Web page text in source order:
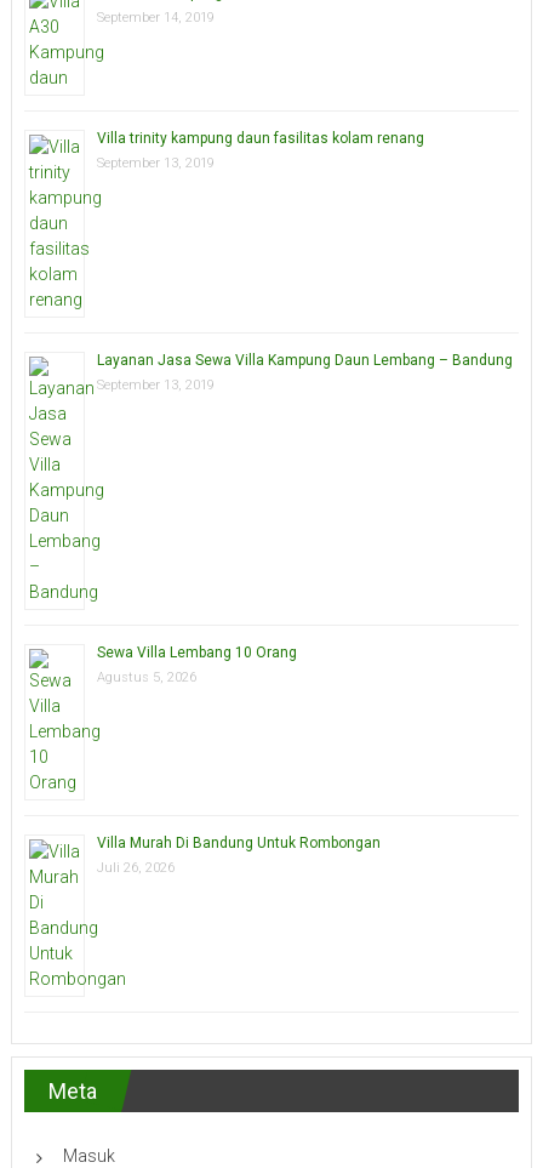
September 14, 2019
Villa trinity kampung daun fasilitas kolam renang
September 13, 2019
Layanan Jasa Sewa Villa Kampung Daun Lembang – Bandung
September 13, 2019
Sewa Villa Lembang 10 Orang
Agustus 5, 2026
Villa Murah Di Bandung Untuk Rombongan
Juli 26, 2026
Meta
Masuk